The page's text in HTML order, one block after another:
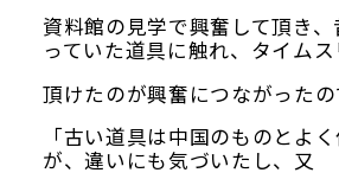
資料館の見学で興奮して頂き
っていた道具に触れ、タイム
頂けたのが興奮につながったの
「古い道具は中国のものとよ
が、違いにも気づいたし、又